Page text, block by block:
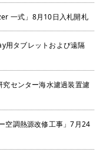
一式」8月10日入札開札
用タブレットおよび遠隔
センター海水濾過装置濾
空調熱源改修工事」7月24